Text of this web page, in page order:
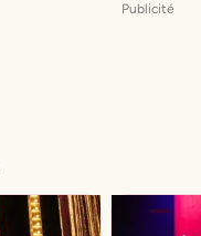
Publicité